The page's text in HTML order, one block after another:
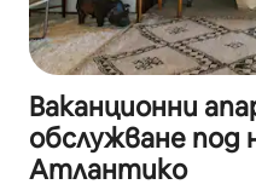
Ваканционни
обслужване под
Атлантико